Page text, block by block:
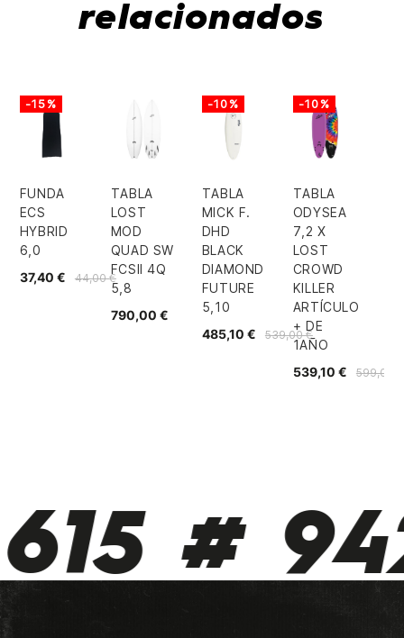
relacionados
FUNDA
ECS
HYBRID
6,0
44,00 €
37,40 €
-15%
TABLA
LOST
MOD
QUAD SW
FCSII 4Q
5,8
790,00 €
TABLA
MICK F.
DHD
BLACK
DIAMOND
FUTURE
5,10
539,00 €
485,10 €
-10%
TABLA
ODYSEA
7,2 X
LOST
CROWD
KILLER
ARTÍCULO
+ DE
1AÑO
599,00 €
539,10 €
-10%
#